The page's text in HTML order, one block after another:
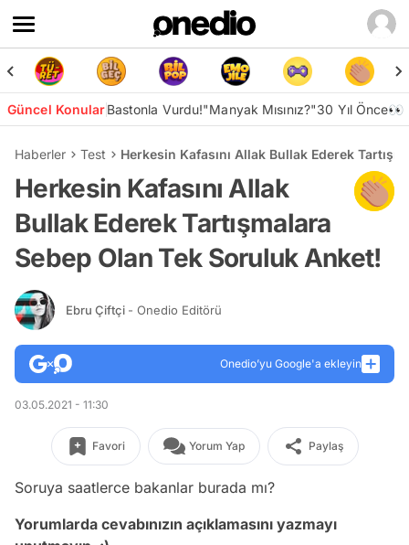
Güncel KonularBastonla Vurdu!"Manyak Mısınız?"30 Yıl Önce👀
Haberler Test Herkesin Kafasını Allak Bullak Ederek
Herkesin Kafasını Allak
Bullak Ederek Tartışmalara
Sebep Olan Tek Soruluk Anket!
Ebru Çiftçi - Onedio Editörü
Onedio’yu Google'a ekleyin
03.05.2021 - 11:30
Favori Yorum Yap Paylaş
Soruya saatlerce bakanlar burada mı?
Yorumlarda cevabınızın açıklamasını yazmayı